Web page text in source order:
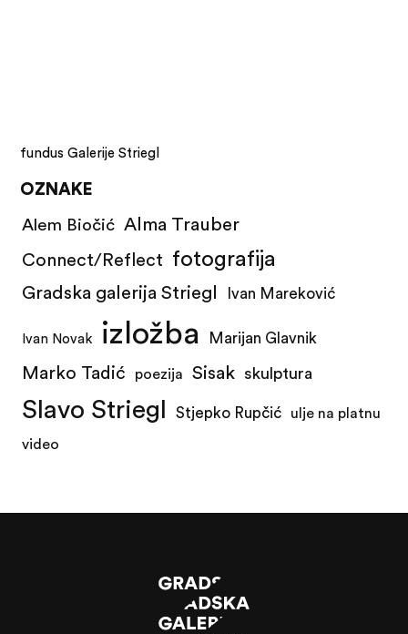
fundus Galerije Striegl
OZNAKE
Alem Biočić Alma Trauber
Connect/Reflect fotografija
Gradska galerija Striegl Ivan Mareković
Ivan Novak izložba Marijan Glavnik
Marko Tadić poezija Sisak skulptura
Slavo Striegl Stjepko Rupčić ulje na platnu
video